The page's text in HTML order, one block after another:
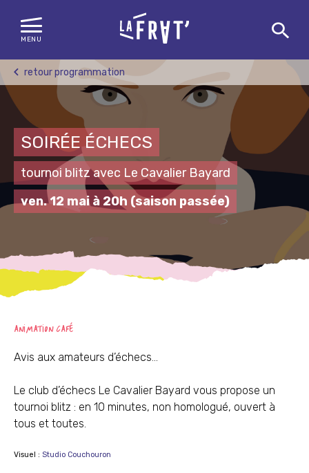
Skip
to
content
MENU
retour programmation
SOIRÉE ÉCHECS
tournoi blitz avec Le Cavalier Bayard
ven. 12 mai à 20h (saison passée)
ANIMATION CAFÉ
Avis aux amateurs d’échecs…
Le club d’échecs Le Cavalier Bayard vous propose un
tournoi blitz : en 10 minutes, non homologué, ouvert à
tous et toutes.
Visuel : Studio Couchouron